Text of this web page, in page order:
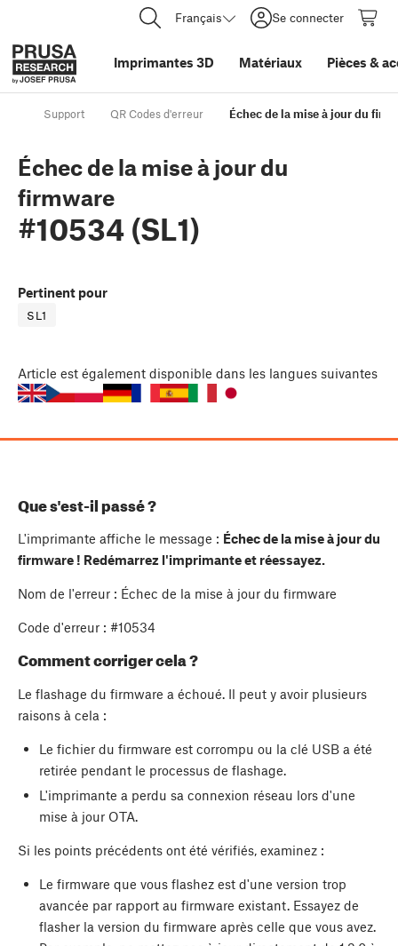
Français Se connecter
Imprimantes 3D Matériaux Pièces &
Support QR Codes d'erreur Échec de la mise à jour du
Échec de la mise à jour du
firmware
#10534 (SL1)
Pertinent pour
SL1
Article est également disponible dans les langues suivantes
Que s'est-il passé ?
L'imprimante affiche le message : Échec de la mise à jour du
firmware ! Redémarrez l'imprimante et réessayez.
Nom de l'erreur : Échec de la mise à jour du firmware
Code d'erreur : #10534
Comment corriger cela ?
Le flashage du firmware a échoué. Il peut y avoir plusieurs
raisons à cela :
Le fichier du firmware est corrompu ou la clé USB a été
retirée pendant le processus de flashage.
L'imprimante a perdu sa connexion réseau lors d'une
mise à jour OTA.
Si les points précédents ont été vérifiés, examinez :
Le firmware que vous flashez est d'une version trop
avancée par rapport au firmware existant. Essayez de
flasher la version du firmware après celle que vous avez.